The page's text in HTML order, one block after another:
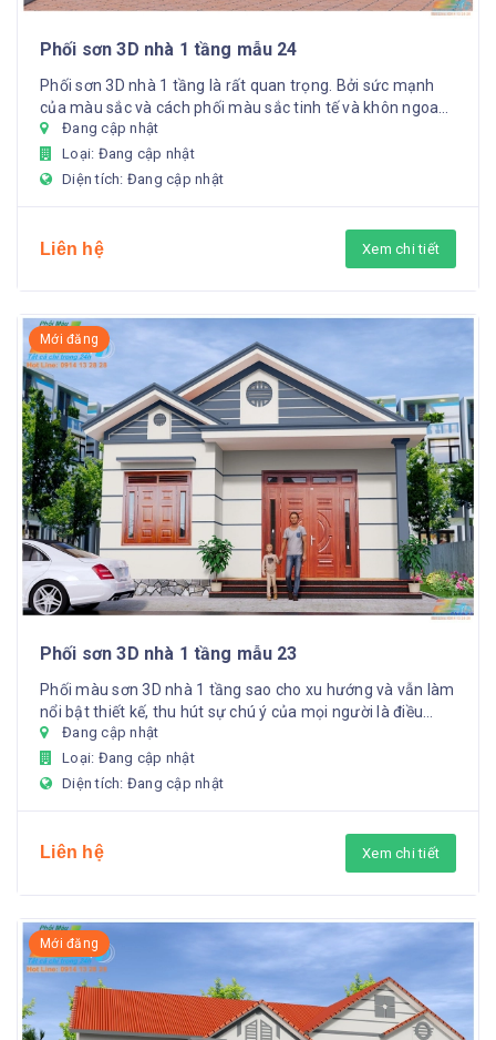
Phối sơn 3D nhà 1 tầng mẫu 24
Phối sơn 3D nhà 1 tầng là rất quan trọng. Bởi sức mạnh
của màu sắc và cách phối màu sắc tinh tế và khôn ngoan
sẽ giúp...
Đang cập nhật
Loại: Đang cập nhật
Diện tích: Đang cập nhật
Liên hệ Xem chi tiết
Mới đăng
Phối sơn 3D nhà 1 tầng mẫu 23
Phối màu sơn 3D nhà 1 tầng sao cho xu hướng và vẫn làm
nổi bật thiết kế, thu hút sự chú ý của mọi người là điều
không...
Đang cập nhật
Loại: Đang cập nhật
Diện tích: Đang cập nhật
Liên hệ Xem chi tiết
Mới đăng